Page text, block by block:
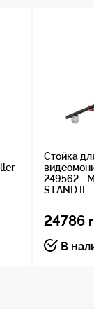
для
1400:1,
миллиарда
Стойка
249562 -
STAND II
24786
В